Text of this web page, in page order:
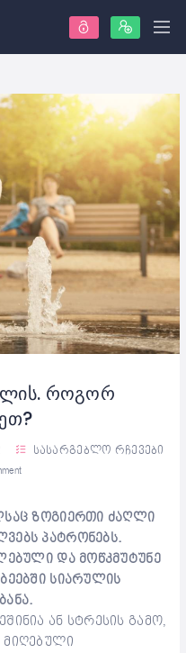
როგორ
სასარგებლო რჩევები
ზოგიერთი ძაღლი
პატრონებს.
და მოწკმუტუნე
სიარულის
ან სტრესის გამო,
მიღებული